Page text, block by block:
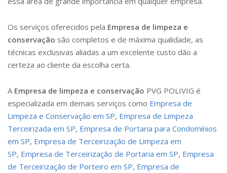
Os serviços oferecidos pela Empresa de limpeza e
conservação são completos e de máxima qualidade, as
técnicas exclusivas aliadas a um excelente custo dão a
certeza ao cliente da escolha certa.
A Empresa de limpeza e conservação PVG POLIVIG é
especializada em demais serviços como Empresa de
Limpeza e Conservação em SP, Empresa de Limpeza
Terceirizada em SP, Empresa de Portaria para Condomínios
em SP, Empresa de Terceirização de Limpeza em
SP, Empresa de Terceirização de Portaria em SP, Empresa
de Terceirização de Porteiro em SP, Empresa de